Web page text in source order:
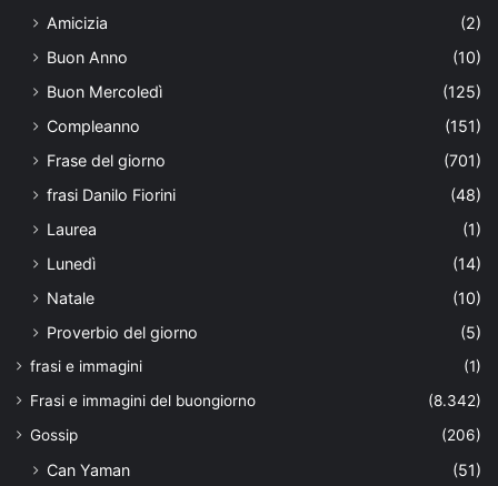
Amicizia
(2)
Buon Anno
(10)
Buon Mercoledì
(125)
Compleanno
(151)
Frase del giorno
(701)
frasi Danilo Fiorini
(48)
Laurea
(1)
Lunedì
(14)
Natale
(10)
Proverbio del giorno
(5)
frasi e immagini
(1)
Frasi e immagini del buongiorno
(8.342)
Gossip
(206)
Can Yaman (51)